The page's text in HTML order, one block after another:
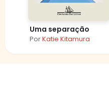
Uma separação
PorKatie Kitamura